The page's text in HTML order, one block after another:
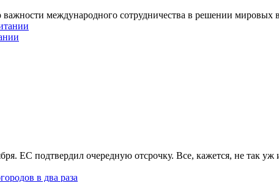
международного сотрудничества в решении мировых
ЕС подтвердил очередную отсрочку. Все, кажется, не так уж